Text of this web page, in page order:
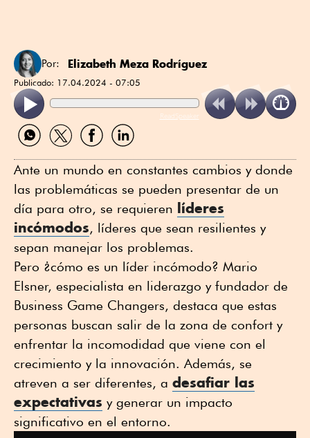
Por: Elizabeth Meza Rodríguez
Publicado: 17.04.2024 - 07:05
ReadSpeaker
Compartir
por
Compartir
por
Compartir
por
Compartir
por
Ante un mundo en constantes cambios y donde
las problemáticas se pueden presentar de un
día para otro, se requieren líderes
incómodos, líderes que sean resilientes y
sepan manejar los problemas.
Pero ¿cómo es un líder incómodo? Mario
Elsner, especialista en liderazgo y fundador de
Business Game Changers, destaca que estas
personas buscan salir de la zona de confort y
enfrentar la incomodidad que viene con el
crecimiento y la innovación. Además, se
atreven a ser diferentes, a desafiar las
expectativas y generar un impacto
significativo en el entorno.